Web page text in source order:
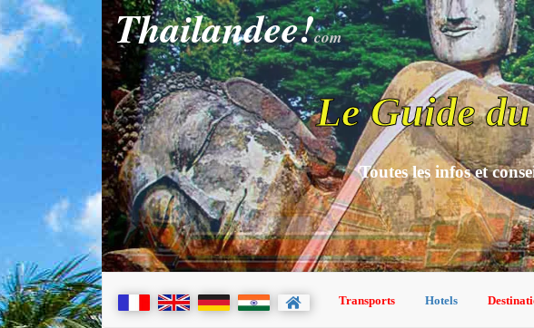
Thailandee!com
Le Guide
Toutes les infos et
Transports Hotels